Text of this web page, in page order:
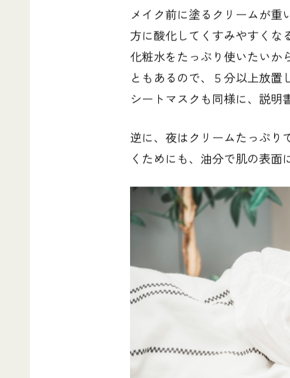
メイク前に塗るクリームが重
方に酸化してくすみやすくな
化粧水をたっぷり使いたいか
ともあるので、５分以上放置
シートマスクも同様に、説明
逆に、 夜はクリームたっぷり
くためにも、油分で肌の表